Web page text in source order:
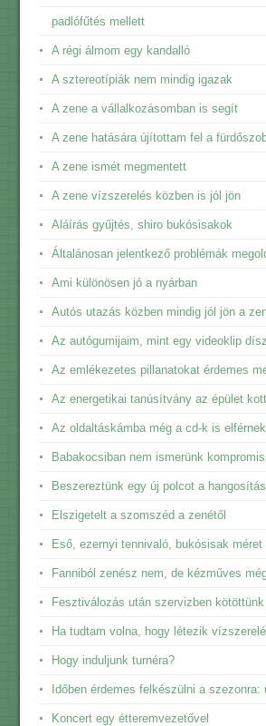
padlófűtés mellett
A régi álmom egy kandalló
A sztereotípiák nem mindig igazak
A zene a vállalkozásomban is segít
A zene hatására újítottam fel a
A zene ismét megmentett
A zene vízszerelés közben is jól jön
Aláírás gyűjtés, shiro bukósisakok
Általánosan jelentkező problémák
Ami különösen jó a nyárban
Autós utazás közben mindig jól jön a
Az autógumijaim, mint egy videoklip
Az emlékezetes pillanatokat érdemes
Az energetikai tanúsítvány az épület
Az oldaltáskámba még a cd-k is elférnek
Babakocsiban nem ismerünk
Beszereztünk egy új polcot a
Elszigetelt a szomszéd a zenétől
Eső, ezernyi tennivaló, bukósisak méret
Fanniból zenész nem, de kézműves
Fesztiválozás után szervizben
Ha tudtam volna, hogy létezik
Hogy induljunk turnéra?
Időben érdemes felkészülni a szezonra:
Koncert egy étteremvezetővel